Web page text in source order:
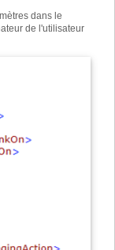
dans le
de l'utilisateur